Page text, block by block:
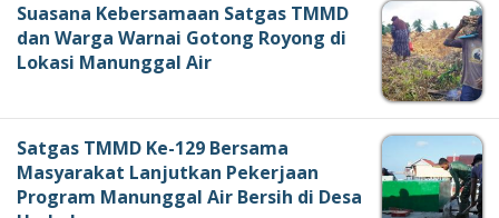
Suasana Kebersamaan Satgas TMMD
dan Warga Warnai Gotong Royong di
Lokasi Manunggal Air
Satgas TMMD Ke-129 Bersama
Masyarakat Lanjutkan Pekerjaan
Program Manunggal Air Bersih di Desa